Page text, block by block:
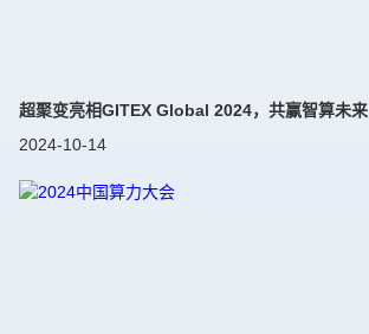
超聚变亮相GITEX Global 2024，共赢智算未来
2024-10-14